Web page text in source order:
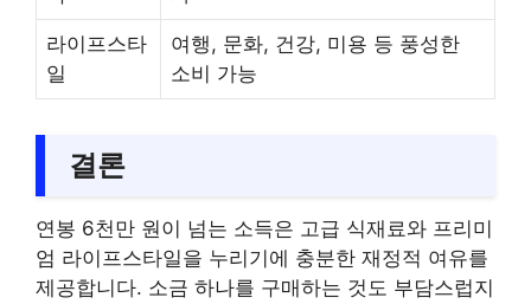
라이프스타
일
여행, 문화, 건강, 미용 등 풍성한
소비 가능
결론
연봉 6천만 원이 넘는 소득은 고급 식재료와 프리미
엄 라이프스타일을 누리기에 충분한 재정적 여유를
제공합니다. 소금 하나를 구매하는 것도 부담스럽지